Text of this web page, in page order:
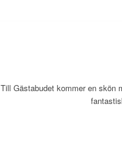
Till Gästabudet kommer en skön